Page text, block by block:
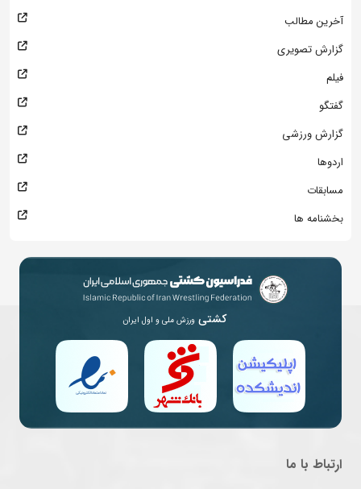
آخرین مطالب
گزارش تصویری
فیلم
گفتگو
گزارش ورزشی
اردوها
مسابقات
بخشنامه ها
کشتی ورزش ملی و اول ایران
ارتباط با ما